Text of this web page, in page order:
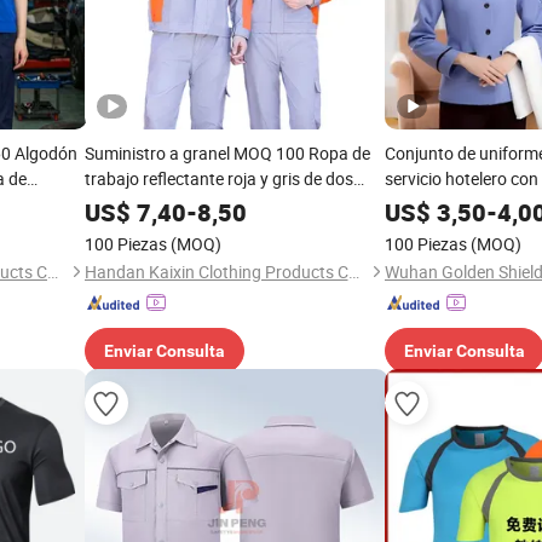
Algodón
de
Handan Kaixin Clothing Products Co., Ltd.
Suministro a granel MOQ 100 Ropa de
trabajo reflectante roja y gris de dos
piezas 80 Poliéster 20 Algodón
primavera otoño ropa de seguridad
duradera
US$ 7,40-8,50
100 Piezas (MOQ)
Handan Kaixin Clothing Products Co., Ltd.
Enviar Consulta
Conjunto de
servicio hotelero con
camisa de limpieza
uniforme de manga
de trabajo para
habitaciones de
propiedad
US$ 3,50-
100 Piezas (MOQ)
Enviar Consulta